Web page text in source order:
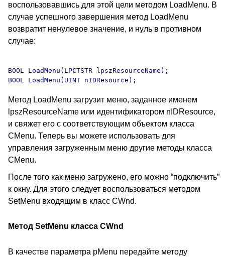
воспользовавшись для этой цели методом LoadMenu. В
случае успешного завершения метод LoadMenu
возвратит ненулевое значение, и нуль в противном
случае:
BOOL LoadMenu(LPCTSTR lpszResourceName);
Метод LoadMenu загрузит меню, заданное именем
lpszResourceName или идентификатором nIDResource,
и свяжет его с соответствующим объектом класса
CMenu. Теперь вы можете использовать для
управления загруженным меню другие методы класса
CMenu.
После того как меню загружено, его можно “подключить”
к окну. Для этого следует воспользоваться методом
SetMenu входящим в класс CWnd.
Метод SetMenu класса CWnd
В качестве параметра pMenu передайте методу